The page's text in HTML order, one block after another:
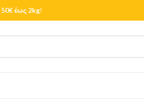
50€ έως 2kg!